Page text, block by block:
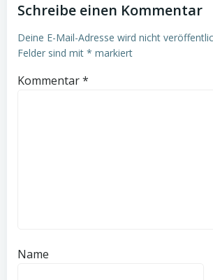
Schreibe einen Kommentar
Deine E-Mail-Adresse wird nicht
Felder sind mit * markiert
Kommentar*
Name